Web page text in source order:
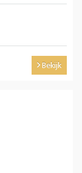
Bekijk